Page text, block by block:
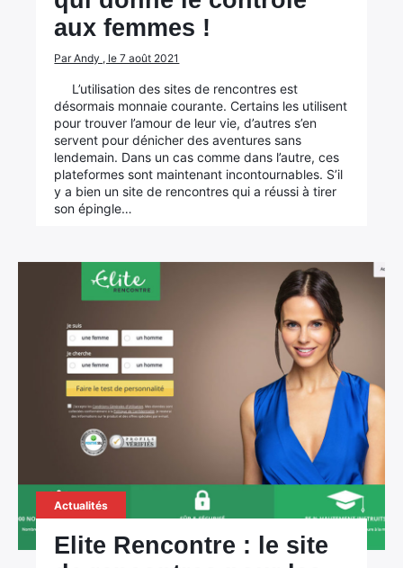
aux femmes !
Par Andy , le 7 août 2021
L’utilisation des sites de rencontres est
désormais monnaie courante. Certains les utilisent
pour trouver l’amour de leur vie, d’autres s’en
servent pour dénicher des aventures sans
lendemain. Dans un cas comme dans l’autre, ces
plateformes sont maintenant incontournables. S’il
y a bien un site de rencontres qui a réussi à tirer
son épingle…
Actualités
Elite Rencontre : le site
Rechercher